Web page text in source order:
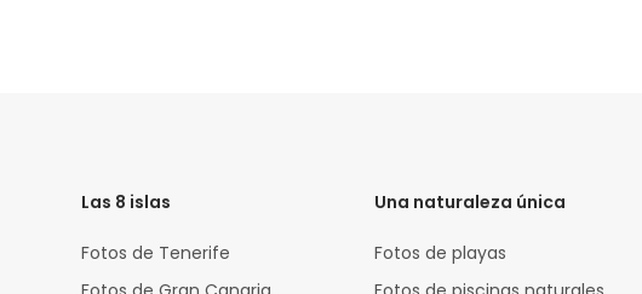
Las 8 islas
Fotos de Tenerife
Una naturaleza única
Fotos de playas